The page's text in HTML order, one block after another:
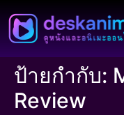
ป้ายกำกับ:
Review